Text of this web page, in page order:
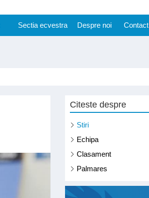
Sectia ecvestra Despre noi Contact
Citeste despre
Stiri
Echipa
Clasament
Palmares